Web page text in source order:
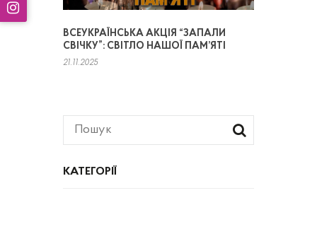
КАТЕГОРІЇ
ВСЕУКРАЇНСЬКА АКЦІЯ “ЗАПАЛИ
СВІЧКУ”: СВІТЛО НАШОЇ ПАМ’ЯТІ
21.11.2025